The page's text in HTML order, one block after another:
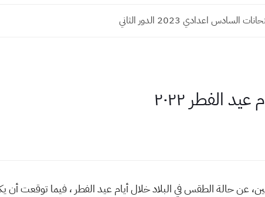
السادس اعدادي 2023 الدور الثاني
الفطر ٢٠٢٢
عن حالة الطقس في البلاد خلال أيام عيد الفطر ، فيما